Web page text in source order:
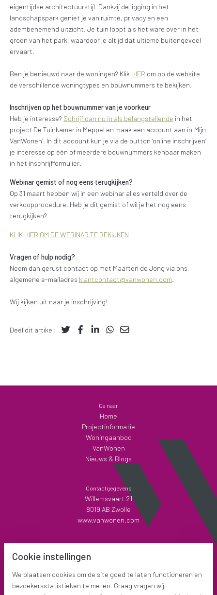
eigentijdse architectuurstijl. Dankzij de ligging in het
landschapspark geniet je van ruimte, privacy en een
adembenemend uitzicht. Je tuin loopt als het ware over in het
groen van het park, waardoor je altijd dat ultieme buitengevoel
ervaart.
Ben je benieuwd naar de woningen? Klik HIER om op de website
de verschillende woningtypes en bouwnummers te bekijken.
Inschrijven op het bouwnummer van je voorkeur
Heb je interesse? Schrijf dan nu in als belangstellende in het
project De Tuinkamer in Meppel en maak een account aan in 'Mijn
VanWonen’. In dit account kun je via de button ‘online inschrijven’
je interesse op één of meerdere bouwnummers kenbaar maken
in het inschrijfformulier.
Webinar gemist of nog eens terugkijken?
Op 31 maart hebben wij in een webinar alles verteld over de
verkoopprocedure. Heb je dit gemist of wil je het nog eens
terugkijken?
KLIK HIER OM DE WEBINAR TE BEKIJKEN
Vragen of hulp nodig?
Neem dan gerust contact op met Maarten de Jong via ons
algemene e-mailadres klantcontact@vanwonen.com
Wij kijken uit naar je inschrijving!
Deel dit artikel:
Ga naar
Home
Projectinformatie
Woningaanbod
VanWonen
Nieuws & Blogs
Contactgegevens
Willemsvaart 21
8019 AB Zwolle
www.vanwonen.com
Inloggen
Cookie instellingen
We plaatsen cookies om de site goed te laten functioneren en
bezoekersstatistieken te meten. Graag vragen wij